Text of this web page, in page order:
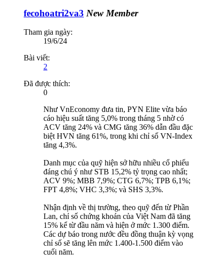
fecohoatri2va3 New Member
Tham gia ngày:
19/6/24
Bài viết:
2
Đã được thích:
0
Như VnEconomy đưa tin, PYN Elite vừa báo
cáo hiệu suất tăng 5,0% trong tháng 5 nhờ có
ACV tăng 24% và CMG tăng 36% dẫn đầu đặc
biệt HVN tăng 61%, trong khi chỉ số VN-Index
tăng 4,3%.
Danh mục của quỹ hiện sở hữu nhiều cổ phiếu
đáng chú ý như STB 15,2% tỷ trọng cao nhất;
ACV 9%; MBB 7,9%; CTG 6,7%; TPB 6,1%;
FPT 4,8%; VHC 3,3%; và SHS 3,3%.
Nhận định về thị trường, theo quỹ đến từ Phần
Lan, chỉ số chứng khoán của Việt Nam đã tăng
15% kể từ đầu năm và hiện ở mức 1.300 điểm.
Các dự báo trong nước đều đồng thuận kỳ vọng
chỉ số sẽ tăng lên mức 1.400-1.500 điểm vào
cuối năm.